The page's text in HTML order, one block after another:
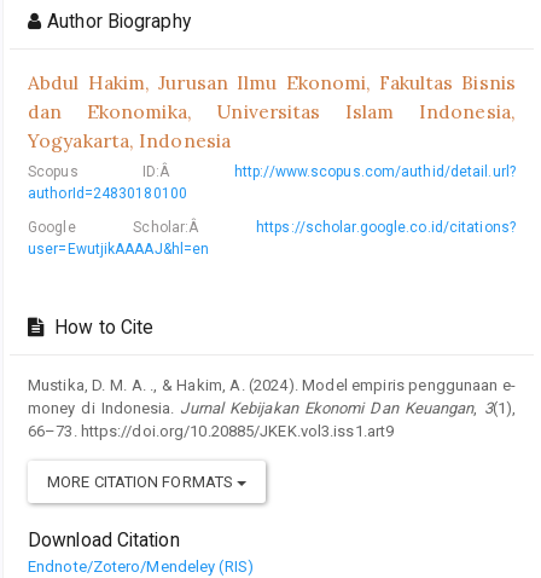
Author Biography
Abdul Hakim,Jurusan Ilmu Ekonomi, Fakultas Bisnis
dan Ekonomika, Universitas Islam Indonesia,
Yogyakarta, Indonesia
Scopus ID:Â
http://www.scopus.com/authid/detail.url?
authorId=24830180100
Google Scholar:Â
https://scholar.google.co.id/citations?
user=EwutjikAAAAJ&hl=en
How to Cite
Mustika, D. M. A. ., & Hakim, A. (2024). Model empiris penggunaan e-
money di Indonesia. Jurnal Kebijakan Ekonomi Dan Keuangan, 3(1),
66–73. https://doi.org/10.20885/JKEK.vol3.iss1.art9
MORE CITATION FORMATS
Download Citation
Endnote/Zotero/Mendeley (RIS)